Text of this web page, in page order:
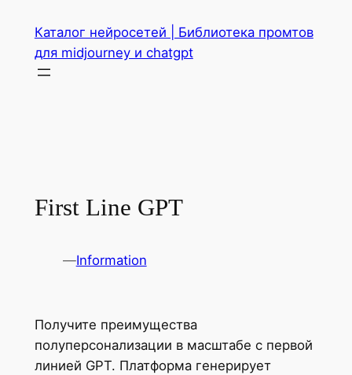
содержимому
Каталог нейросетей | Библиотека промтов
для midjourney и chatgpt
First Line GPT
—Information
Получите преимущества
полуперсонализации в масштабе с первой
линией GPT. Платформа генерирует